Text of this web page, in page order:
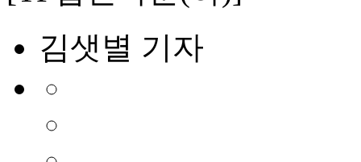
김샛별 기자